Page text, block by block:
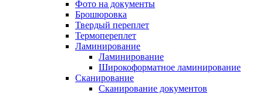
Фото на документы
Брошюровка
Твердый переплет
Термопереплет
Ламинирование
Ламинирование
Широкоформатное ламинирование
Сканирование
Сканирование документов